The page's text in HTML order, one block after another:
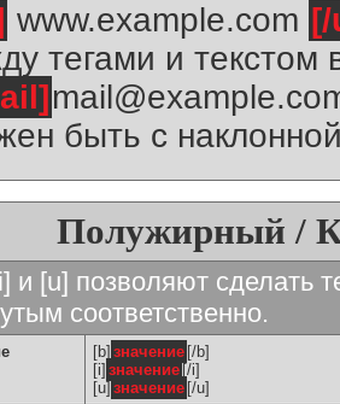
www.example.com
тегами и текстом
быть с
Полужирный /
и [u] позволяют сделать
соответственно.
[b] значение [/b]
[i] значение [/i]
[u] значение [/u]